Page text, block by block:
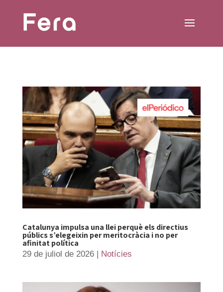
Catalunya impulsa una llei perquè els directius
públics s’elegeixin per meritocràcia i no per
afinitat política
29 de juliol de 2026| Notícies